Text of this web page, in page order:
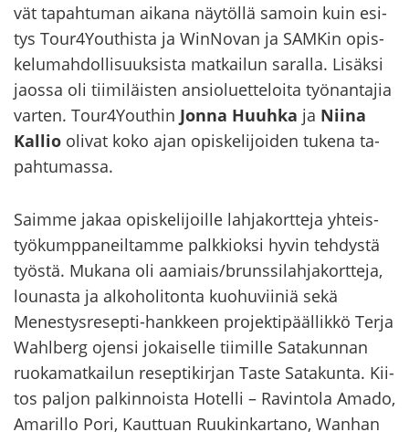
vät ta­pah­tu­man ai­ka­na näy­töl­lä sa­moin kuin esi­
tys Tour4Yout­his­ta ja WinNovan ja SAM­Kin opis­
ke­lu­mah­dol­li­suuk­sis­ta mat­kai­lun sa­ral­la. Li­säk­si
jaos­sa oli tii­mi­läis­ten an­sio­luet­te­loi­ta työ­nan­ta­jia
var­ten. Tour4Yout­hin Jonna Huuh­ka ja Niina
Kal­lio oli­vat koko ajan opis­ke­li­joi­den tu­ke­na ta­
pah­tu­mas­sa.
Saim­me jakaa opis­ke­li­joil­le lah­ja­kort­te­ja yh­teis­
työ­kump­pa­neil­tam­me palk­kiok­si hyvin teh­dys­tä
työs­tä. Mu­ka­na oli aa­miais/bruns­si­lah­ja­kort­te­ja,
lou­nas­ta ja al­ko­ho­li­ton­ta kuo­hu­vii­niä sekä
Menestysresepti-​hankkeen pro­jek­ti­pääl­lik­kö Terja
Wahlberg ojen­si jo­kai­sel­le tii­mil­le Sa­ta­kun­nan
ruo­ka­mat­kai­lun re­sep­ti­kir­jan Taste Sa­ta­kun­ta. Kii­
tos pal­jon pal­kin­nois­ta Ho­tel­li – Ra­vin­to­la Amado,
Ama­ril­lo Pori, Kaut­tuan Ruu­kin­kar­ta­no, Wanhan